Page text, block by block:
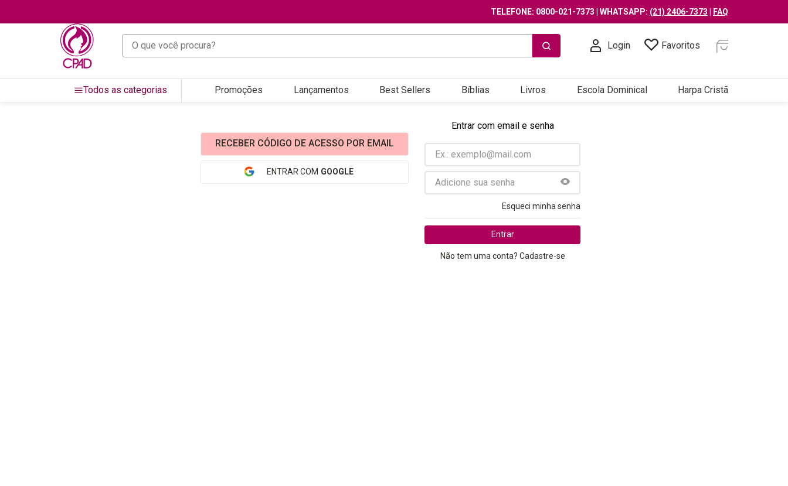
TELEFONE: 0800-021-7373 | WHATSAPP: (21) 2406-7373 FAQ
O que você procura?
Login Favoritos
Todos as categorias Promoções Lançamentos Best Sellers Bíblias Livros Escola Dominical Harpa Cristã
RECEBER CÓDIGO DE ACESSO POR EMAIL
ENTRAR COM GOOGLE
Entrar com email e senha
Esqueci minha senha
Entrar
Não tem uma conta? Cadastre-se